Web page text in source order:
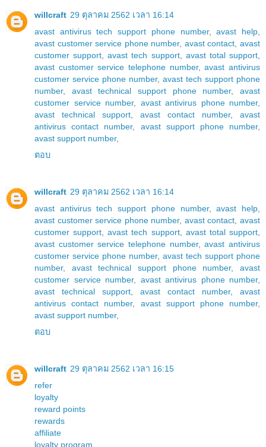
willcraft 29 ตุลาคม 2562 เวลา 16:14
avast antivirus tech support phone number,avast help
avast customer service phone number, avast contact ,avast
customer support ,avast tech support, avast total support
avast customer service telephone number,avast antivirus
customer service phone number, avast tech support phone
number, avast technical support phone number,avast
customer service number, avast antivirus phone number,
avast technical support
avast contact number, avast
antivirus contact number, avast support phone number,
avast support number,
ตอบ
willcraft 29 ตุลาคม 2562 เวลา 16:14
avast antivirus tech support phone number,avast help
avast customer service phone number, avast contact ,avast
customer support ,avast tech support, avast total support
avast customer service telephone number,avast antivirus
customer service phone number, avast tech support phone
number, avast technical support phone number,avast
customer service number, avast antivirus phone number,
avast technical support
avast contact number, avast
antivirus contact number, avast support phone number,
avast support number,
ตอบ
willcraft 29 ตุลาคม 2562 เวลา 16:15
refer
loyalty
reward points
rewards
affiliate
loyalty program